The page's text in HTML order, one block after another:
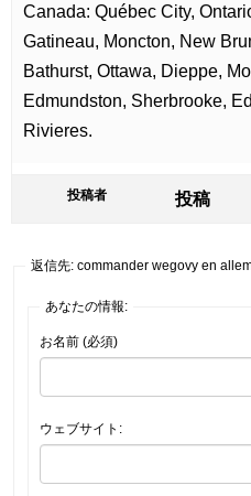
Canada: Québec City,
Gatineau, Moncton, New
Bathurst, Ottawa, Dieppe,
Edmundston, Sherbrooke,
Rivieres.
投稿者 投稿
返信先: commander wegovy en
あなたの情報:
お名前 (必須)
ウェブサイト: